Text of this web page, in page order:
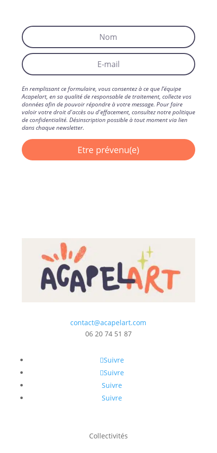
En remplissant ce formulaire, vous consentez à ce que l’équipe
Acapelart, en sa qualité de responsable de traitement, collecte vos
données afin de pouvoir répondre à votre message. Pour faire
valoir votre droit d'accès ou d'effacement, consultez notre politique
de confidentialité. Désinscription possible à tout moment via lien
dans chaque newsletter.
contact@acapelart.com
06 20 74 51 87
Suivre
Suivre
Suivre
Suivre
Collectivités